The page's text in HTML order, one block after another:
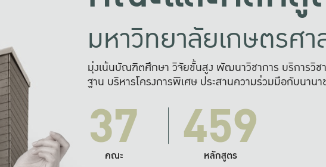
มหาวิทยาลัยเกษตรศ
มุ่งเน้นบัณฑิตศึกษา วิจัยขั้นสูง พัฒนาวิชาการ บริการวิ
ฐาน บริหารโครงการพิเศษ ประสานความร่วมมือกับนานา
37
คณะ 459
หลักสูตร